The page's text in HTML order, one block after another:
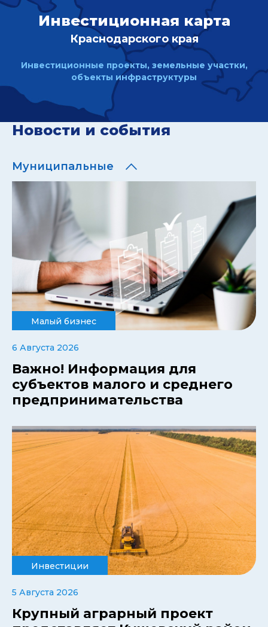
Инвестиционная карта
Краснодарского края
Инвестиционные проекты, земельные участки,
объекты инфраструктуры
Новости и события
Муниципальные
Малый бизнес
6 Августа 2026
Важно! Информация для
субъектов малого и среднего
предпринимательства
Инвестиции
5 Августа 2026
Крупный аграрный проект